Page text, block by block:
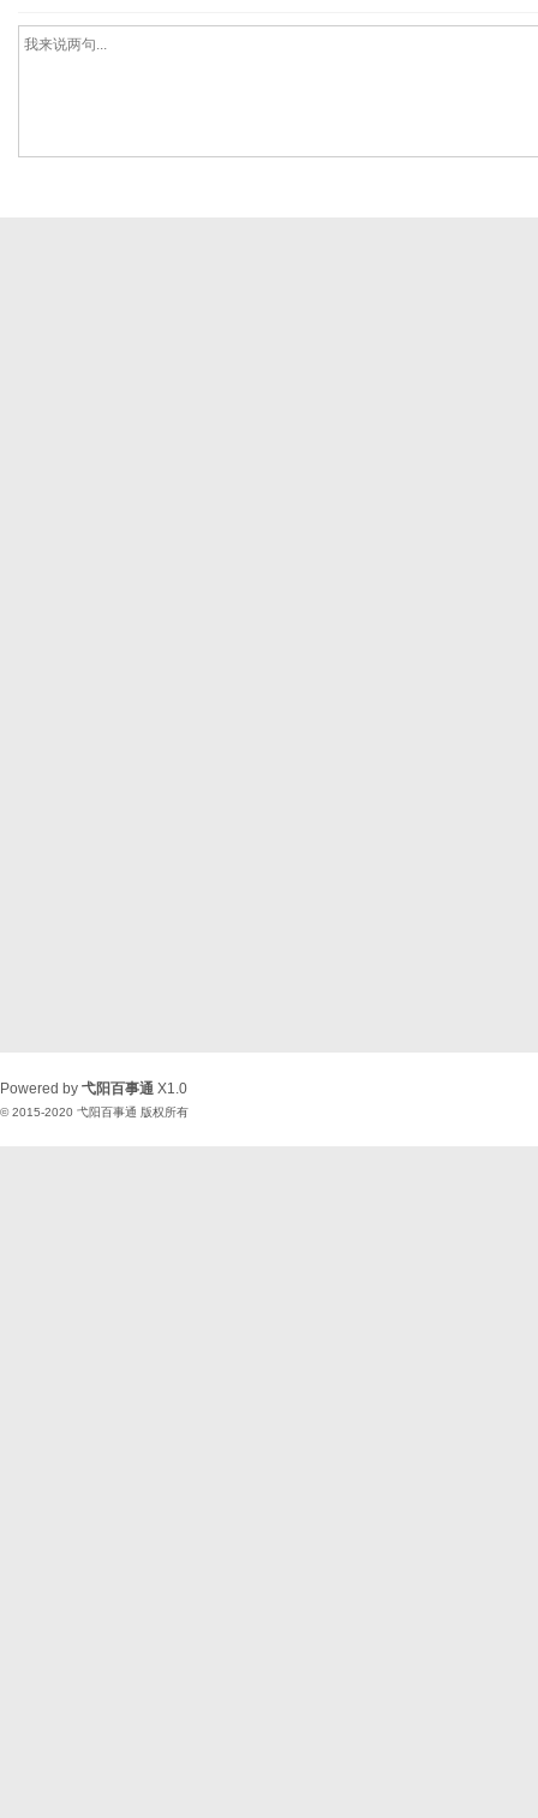
Powered by 弋阳百事通 X1.0
© 2015-2020 弋阳百事通 版权所有